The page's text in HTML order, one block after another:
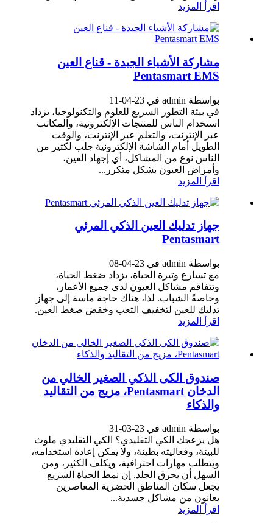
اقرأ المزيد
مشاركة الأشياء الجيدة - قناع العين
Pentasmart EMS
بواسطة admin في 23-04-11
في بيئة التطور السريع للعلوم والتكنولوجيا، يزداد
استخدام الناس للمنتجات الإلكترونية، والمكاتب
عبر الإنترنت، والتعلم عبر الإنترنت، والوقت
الطويل أمام الشاشة الإلكترونية جلب لكثير من
الناس نوع من المشاكل، أي إجهاد العين،
وأمراض العيون بشكل متكرر...
اقرأ المزيد
جهاز تدليك العين الذكي المرئي
Pentasmart
بواسطة admin في 23-04-08
مع تسارع وتيرة الحياة، يزداد ضغط الحياة،
وتتفاقم مشاكل العيون لدى جميع الأعمار،
وخاصةً الشباب. لذا، هناك حاجة ماسة إلى جهاز
تدليك للعين لتخفيف التعب وخفض ضغط العين.
اقرأ المزيد
صندوق الكى الذكي الصغير الخالي من
الدخان Pentasmart، مزيج من التقاليد
والذكاء
بواسطة admin في 23-03-31
هل يزعجك الكي التقليدي؟ الكي التقليدي ملوث
للبيئة، وفعاليته بطيئة، ولا يمكن إعادة استخدامه،
ويتطلب مهارات احترافية، ويكلف الكثير، ومن
السهل أن يحرق الجلد. إن نمط الحياة السريع
يجعل سكان المناطق الحضرية المعاصرين
يعانون من مشاكل جسدية...
اقرأ المزيد